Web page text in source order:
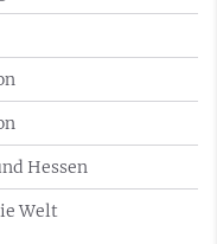
Hessen
Welt